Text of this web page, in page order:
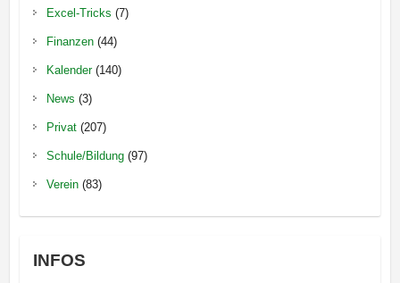
Excel-Tricks (7)
Finanzen(44)
Kalender(140)
News (3)
Privat(207)
Schule/Bildung(97)
Verein(83)
INFOS